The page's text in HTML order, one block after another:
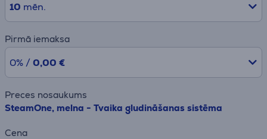
10 mēn.
Pirmā iemaksa
0% / 0,00 €
Preces nosaukums
SteamOne, melna - Tvaika gludināšanas sistēma
Cena